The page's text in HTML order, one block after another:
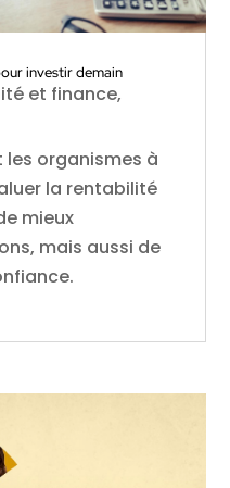
investir demain
et finance,
les organismes à
la rentabilité
mieux
mais aussi de